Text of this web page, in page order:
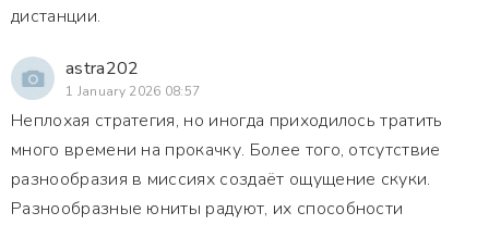
дистанции.
astra202
1 January 2026 08:57
Неплохая стратегия, но иногда приходилось тратить
много времени на прокачку. Более того, отсутствие
разнообразия в миссиях создаёт ощущение скуки.
Разнообразные юниты радуют, их способности